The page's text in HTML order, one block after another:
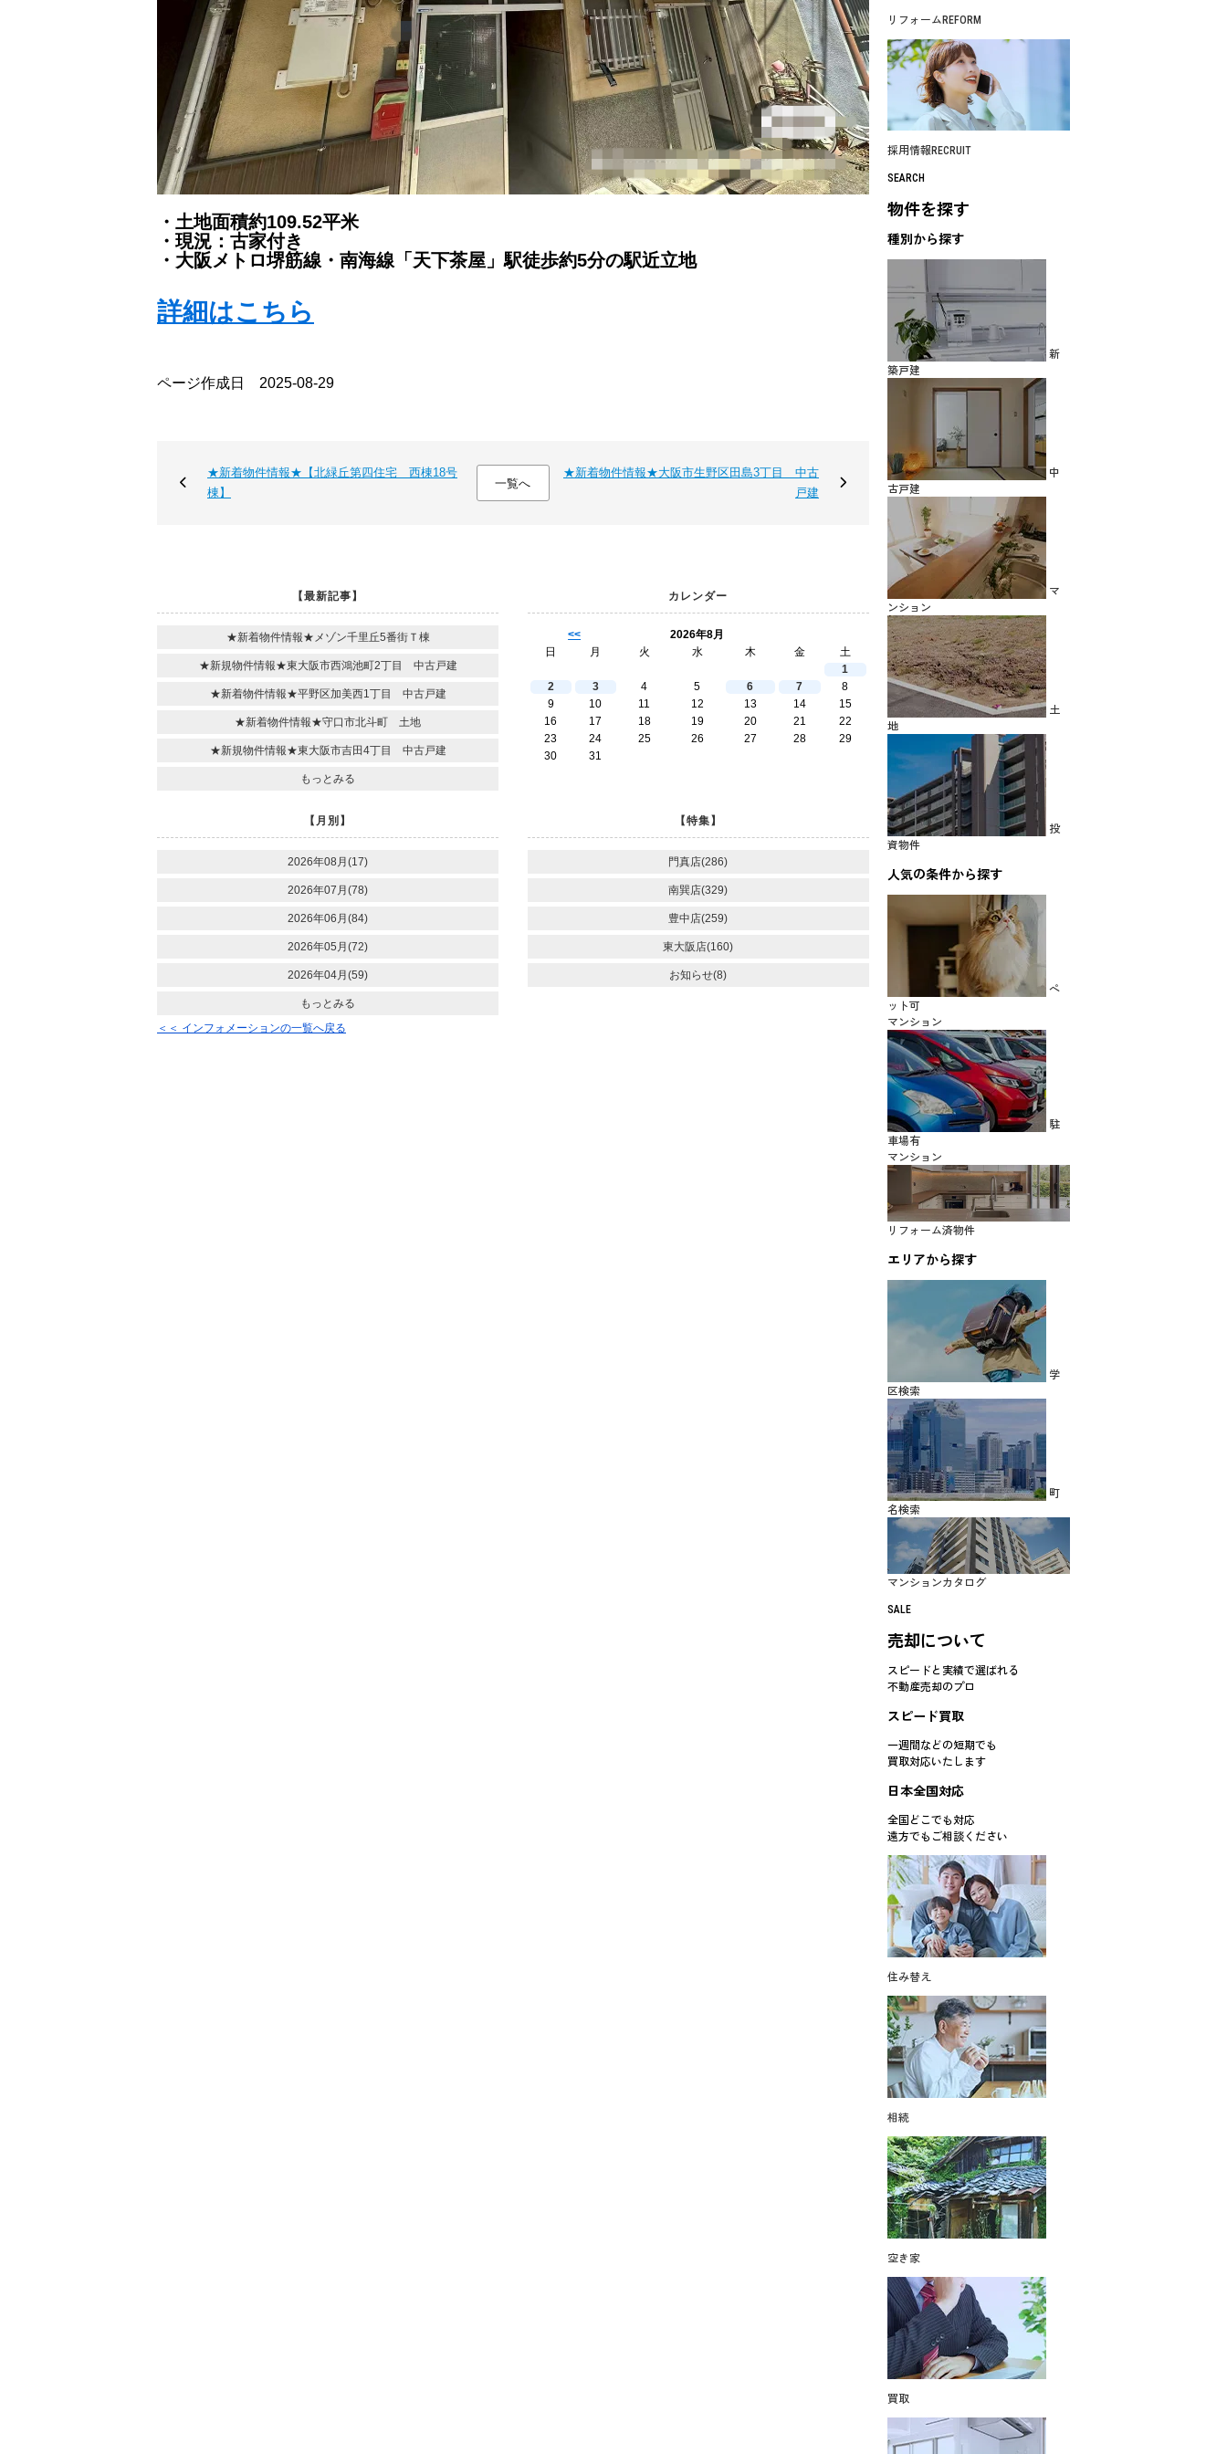
・土地面積約109.52平米
・現況：古家付き
・ 大阪メトロ堺筋線・南海線「天下茶屋」駅徒歩約5分の駅近立地
詳細はこちら
ページ作成日 2025-08-29
★新着物件情報★【北緑丘第四住宅 西棟18号
棟】
一覧へ
★新着物件情報★大阪市生野区田島3丁目 中古
戸建
【最新記事】
★新着物件情報★メゾン千里丘5番街Ｔ棟
★新規物件情報★東大阪市西鴻池町2丁目 中古戸建
★新着物件情報★平野区加美西1丁目 中古戸建
★新着物件情報★守口市北斗町 土地
★新規物件情報★東大阪市吉田4丁目 中古戸建
もっとみる
カレンダー
<<
2026年8月
日
月 火 水 木 金
土
1
2
3 4 5 6 7
8
9
10 11 12 13 14
15
16
17 18 19 20 21
22
23
24 25 26 27 28
29
30
31
【月別】
2026年08月(17)
2026年07月(78)
2026年06月(84)
2026年05月(72)
2026年04月(59)
もっとみる
【特集】
門真店(286)
南巽店(329)
豊中店(259)
東大阪店(160)
お知らせ(8)
＜＜ インフォメーションの一覧へ戻る
リフォーム REFORM
採用情報 RECRUIT
SEARCH
物件を探す
種別から探す
新
築戸建
中
古戸建
マ
ンション
土
地
投
資物件
人気の条件から探す
ペ
ット可
マンション
駐
車場有
マンション
リフォーム済物件
エリアから探す
学
区検索
町
名検索
マンションカタログ
SALE
売却について
スピードと実績で選ばれる
不動産売却のプロ
スピード買取
一週間などの短期でも
買取対応いたします
日本全国対応
全国どこでも対応
遠方でもご相談ください
住み替え
相続
空き家
買取